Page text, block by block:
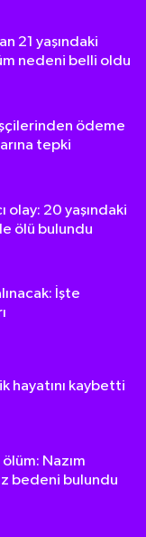
21 yaşındaki
nedeni belli oldu
ödeme
tepki
olay: 20 yaşındaki
ölü bulundu
İşte
hayatını kaybetti
Nazım
bedeni bulundu